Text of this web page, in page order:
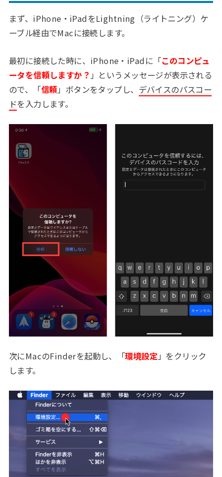
まず、iPhone・iPadをLightning（ライトニング）ケ
ーブル経由でMacに接続します。
最初に接続した時に、iPhone・iPadに「このコンピュ
ータを信頼しますか？ 」というメッセージが表示される
ので、「信頼」ボタンをタップし、 デバイスのパスコー
ドを入力します。
次にMacのFinderを起動し、「環境設定 」をクリック
します。